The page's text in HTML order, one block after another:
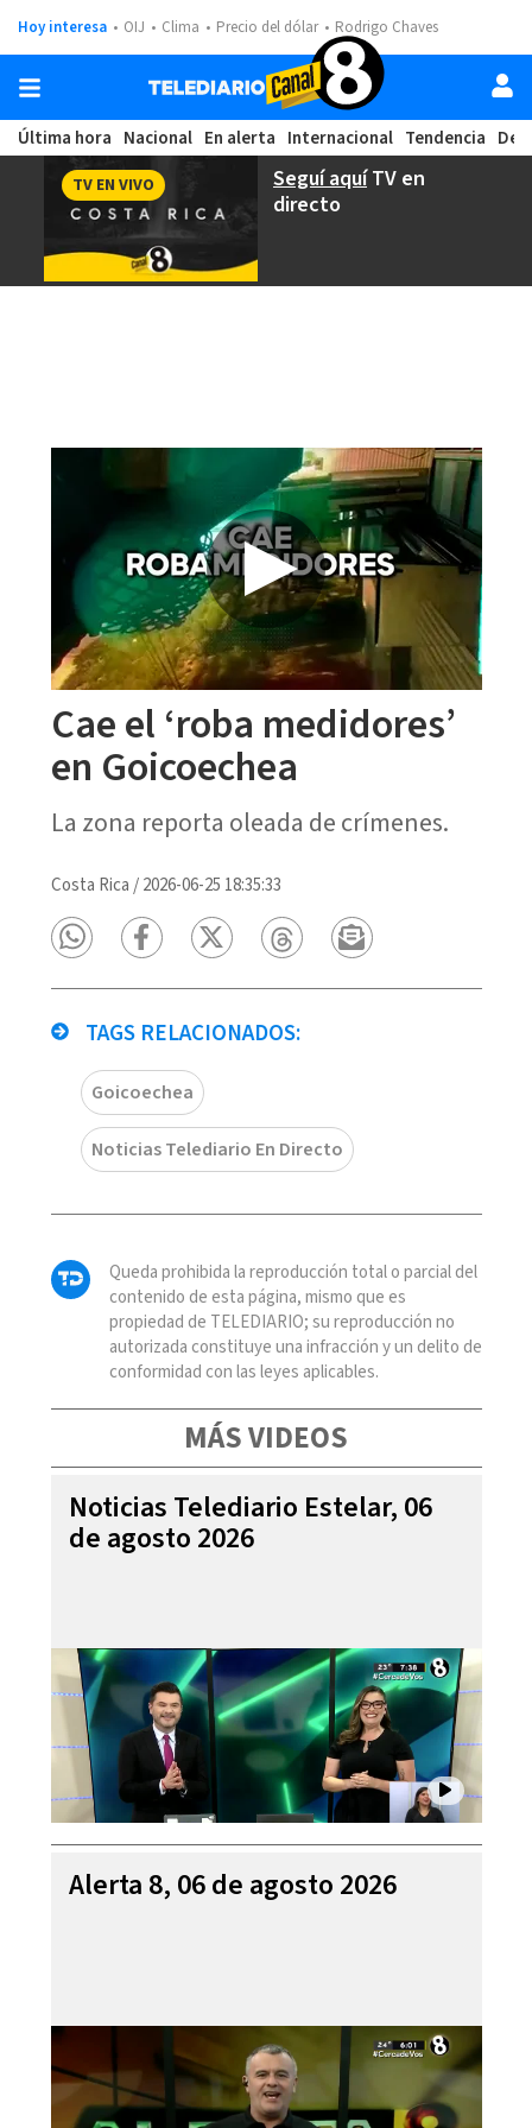
Hoy interesa OIJ Clima Precio del dólar Rodrigo Chaves
Última hora Nacional En alerta Internacional Tendencia
Seguí aquíTV en
directo
TV EN VIVO
Cae el ‘roba medidores’
en Goicoechea
La zona reporta oleada de crímenes.
Costa Rica /2026-06-25 18:35:33
TAGS RELACIONADOS:
Goicoechea
Noticias Telediario En Directo
Queda prohibida la reproducción total o parcial del
contenido de esta página, mismo que es
propiedad de TELEDIARIO; su reproducción no
autorizada constituye una infracción y un delito de
conformidad con las leyes aplicables.
MÁS VIDEOS
Noticias Telediario Estelar, 06
de agosto 2026
Alerta 8, 06 de agosto 2026